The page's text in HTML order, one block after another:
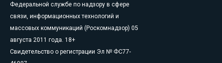
Федеральной службе по надзору в сфере
связи, информационных технологий и
массовых коммуникаций (Роскомнадзор) 05
августа 2011 года. 18+
Свидетельство о регистрации Эл № ФС77-